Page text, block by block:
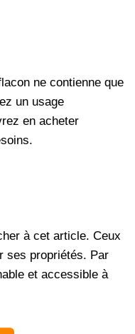
ne contienne que
un usage
en acheter
à cet article. Ceux
ses propriétés. Par
et accessible à